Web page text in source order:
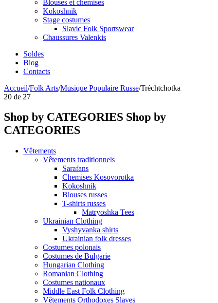
Blouses et chemises
Kokoshnik
Stage costumes
Slavic Folk Sportswear
Chaussures Valenkis
Soldes
Blog
Contacts
Accueil/Folk Arts/Musique Populaire Russe/Tréchtchotka
20 de 27
Shop by CATEGORIES Shop by
CATEGORIES
Vêtements
Vêtements traditionnels
Sarafans
Chemises Kosovorotka
Kokoshnik
Blouses russes
T-shirts russes
Matryoshka Tees
Ukrainian Clothing
Vyshyvanka shirts
Ukrainian folk dresses
Costumes polonais
Costumes de Bulgarie
Hungarian Clothing
Romanian Clothing
Costumes nationaux
Middle East Folk Clothing
Vêtements Orthodoxes Slaves